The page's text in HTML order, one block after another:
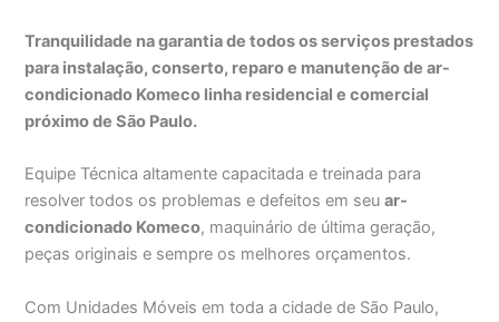
Tranquilidade na garantia de todos os serviços prestados
para instalação, conserto, reparo e manutenção de ar-
condicionado Komeco linha residencial e comercial
próximo de São Paulo.
Equipe Técnica altamente capacitada e treinada para
resolver todos os problemas e defeitos em seuar-
condicionado Komeco, maquinário de última geração,
peças originais e sempre os melhores orçamentos.
Com Unidades Móveis em toda a cidade de São Paulo,